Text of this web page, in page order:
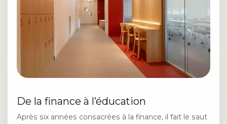
De la finance à l’éducation
Après six années consacrées à la finance, il fait le saut